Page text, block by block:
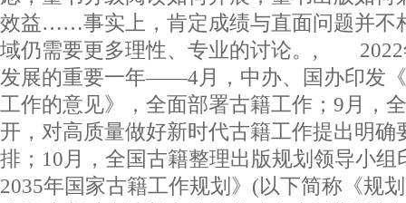
效益……事实上，肯定成绩与直面问题并不
域仍需要更多理性、专业的讨论。, 2022
发展的重要一年——4月，中办、国办印发
工作的意见》，全面部署古籍工作；9月，
开，对高质量做好新时代古籍工作提出明确
排；10月，全国古籍整理出版规划领导小
2035年国家古籍工作规划》(以下简称《规